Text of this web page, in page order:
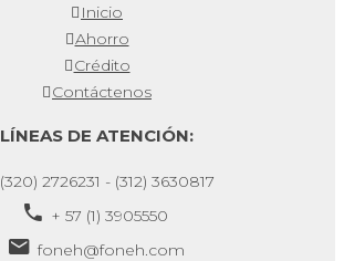
Inicio
Ahorro
Crédito
Contáctenos
LÍNEAS DE ATENCIÓN:
(320) 2726231 - (312) 3630817
+ 57 (1) 3905550
foneh@foneh.com